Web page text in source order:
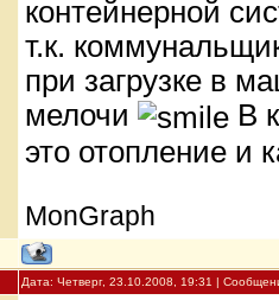
контейнерной
т.к.
при загрузке в
мелочи
В
это отопление и
MonGraph
Дата: Четверг, 23.10.2008, 19:31 |